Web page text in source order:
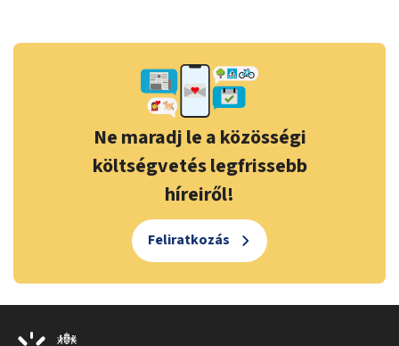
Ne maradj le a közösségi
költségvetés legfrissebb
híreiről!
Feliratkozás